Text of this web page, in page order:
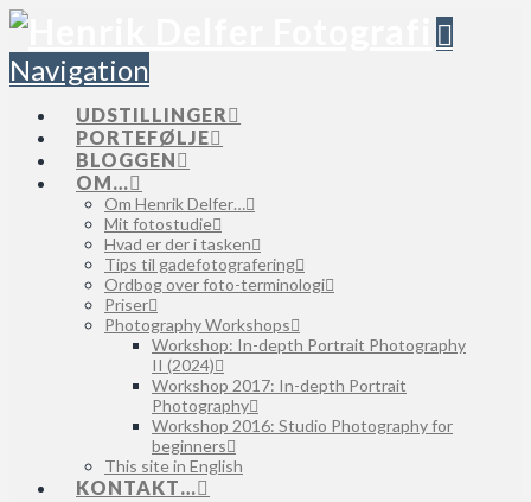
Navigation
UDSTILLINGER
PORTEFØLJE
BLOGGEN
OM…
Om Henrik Delfer…
Mit fotostudie
Hvad er der i tasken
Tips til gadefotografering
Ordbog over foto-terminologi
Priser
Photography Workshops
Workshop: In-depth Portrait Photography
II (2024)
Workshop 2017: In-depth Portrait
Photography
Workshop 2016: Studio Photography for
beginners
This site in English
KONTAKT…